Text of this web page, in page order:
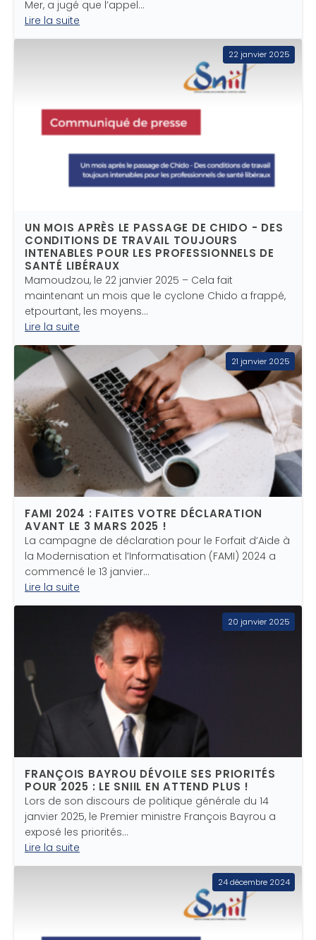
Mer, a jugé que l’appel…
Lire la suite
22 janvier 2025
UN MOIS APRÈS LE PASSAGE DE CHIDO - DES
CONDITIONS DE TRAVAIL TOUJOURS
INTENABLES POUR LES PROFESSIONNELS DE
SANTÉ LIBÉRAUX
Mamoudzou, le 22 janvier 2025 – Cela fait
maintenant un mois que le cyclone Chido a frappé,
etpourtant, les moyens…
Lire la suite
21 janvier 2025
FAMI 2024 : FAITES VOTRE DÉCLARATION
AVANT LE 3 MARS 2025 !
La campagne de déclaration pour le Forfait d’Aide à
la Modernisation et l’Informatisation (FAMI) 2024 a
commencé le 13 janvier…
Lire la suite
20 janvier 2025
FRANÇOIS BAYROU DÉVOILE SES PRIORITÉS
POUR 2025 : LE SNIIL EN ATTEND PLUS !
Lors de son discours de politique générale du 14
janvier 2025, le Premier ministre François Bayrou a
exposé les priorités…
Lire la suite
24 décembre 2024